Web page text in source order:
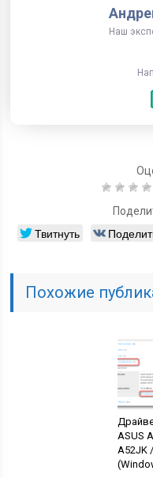
Наш
Твитнуть
Похожие
ASUS
A52JK